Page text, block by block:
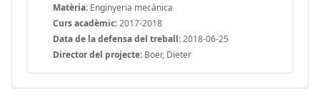
Matèria: Enginyeria mecànica
Curs acadèmic:2017-2018
Data de la defensa del treball:2018-06-25
Director del projecte: Boer, Dieter